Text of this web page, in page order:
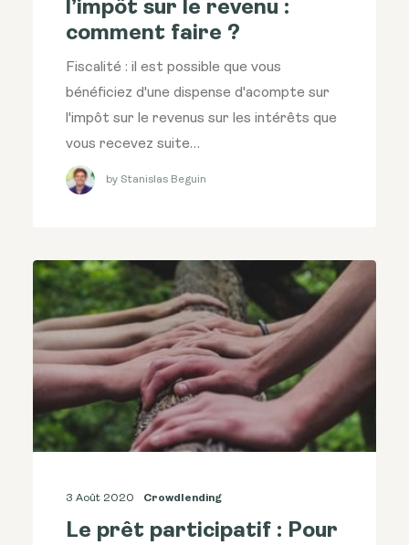
l’impôt sur le revenu :
comment faire ?
Fiscalité : il est possible que vous
bénéficiez d'une dispense d'acompte sur
l'impôt sur le revenus sur les intérêts que
vous recevez suite…
by Stanislas Beguin
3 Août 2020 Crowdlending
Le prêt participatif : Pour